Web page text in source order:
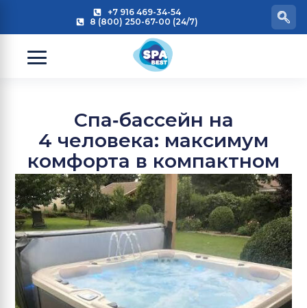
+7 916 469-34-54
8 (800) 250-67-00 (24/7)
Спа‑бассейн на
4 человека: максимум
комфорта в компактном
формате